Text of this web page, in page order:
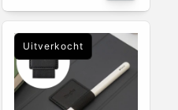
prijs
Uitverkocht